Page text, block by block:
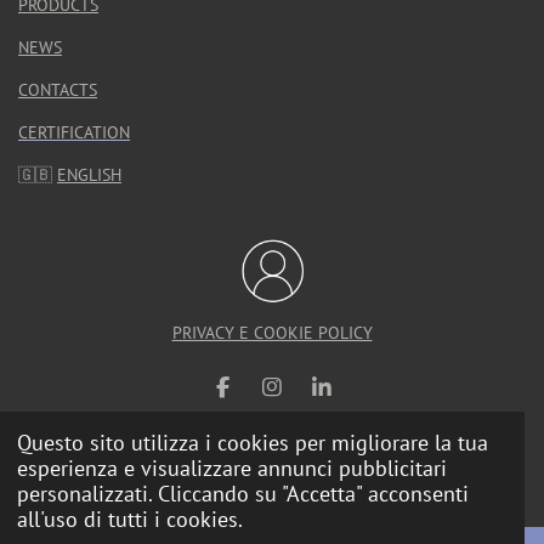
Questo sito utilizza i cookies per migliorare la tua
esperienza e visualizzare annunci pubblicitari
personalizzati. Cliccando su "Accetta" acconsenti
all'uso di tutti i cookies.
PRODUCTS
NEWS
CONTACTS
CERTIFICATION
🇬🇧 ENGLISH
PRIVACY E COOKIE POLICY
F
c
e
b
o
o
I
s
t
a
g
L
n
k
e
d
© 2025 Calzolari Arredo Urbano |Web Agency